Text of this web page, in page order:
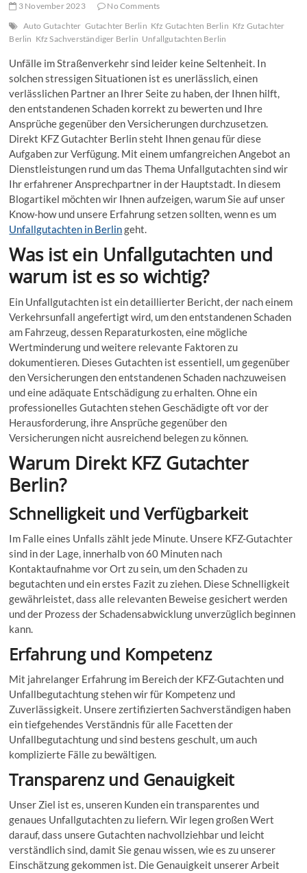
3 November 2023
No Comments
Auto Gutachter Gutachter Berlin Kfz Gutachten Berlin Kfz Gutachter
Berlin Kfz Sachverständiger Berlin Unfallgutachten Berlin
Unfälle im Straßenverkehr sind leider keine Seltenheit. In
solchen stressigen Situationen ist es unerlässlich, einen
verlässlichen Partner an Ihrer Seite zu haben, der Ihnen hilft,
den entstandenen Schaden korrekt zu bewerten und Ihre
Ansprüche gegenüber den Versicherungen durchzusetzen.
Direkt KFZ Gutachter Berlin steht Ihnen genau für diese
Aufgaben zur Verfügung. Mit einem umfangreichen Angebot an
Dienstleistungen rund um das Thema Unfallgutachten sind wir
Ihr erfahrener Ansprechpartner in der Hauptstadt. In diesem
Blogartikel möchten wir Ihnen aufzeigen, warum Sie auf unser
Know-how und unsere Erfahrung setzen sollten, wenn es um
Unfallgutachten in Berlingeht.
Was ist ein Unfallgutachten und
warum ist es so wichtig?
Ein Unfallgutachten ist ein detaillierter Bericht, der nach einem
Verkehrsunfall angefertigt wird, um den entstandenen Schaden
am Fahrzeug, dessen Reparaturkosten, eine mögliche
Wertminderung und weitere relevante Faktoren zu
dokumentieren. Dieses Gutachten ist essentiell, um gegenüber
den Versicherungen den entstandenen Schaden nachzuweisen
und eine adäquate Entschädigung zu erhalten. Ohne ein
professionelles Gutachten stehen Geschädigte oft vor der
Herausforderung, ihre Ansprüche gegenüber den
Versicherungen nicht ausreichend belegen zu können.
Warum Direkt KFZ Gutachter
Berlin?
Schnelligkeit und Verfügbarkeit
Im Falle eines Unfalls zählt jede Minute. Unsere KFZ-Gutachter
sind in der Lage, innerhalb von 60 Minuten nach
Kontaktaufnahme vor Ort zu sein, um den Schaden zu
begutachten und ein erstes Fazit zu ziehen. Diese Schnelligkeit
gewährleistet, dass alle relevanten Beweise gesichert werden
und der Prozess der Schadensabwicklung unverzüglich beginnen
kann.
Erfahrung und Kompetenz
Mit jahrelanger Erfahrung im Bereich der KFZ-Gutachten und
Unfallbegutachtung stehen wir für Kompetenz und
Zuverlässigkeit. Unsere zertifizierten Sachverständigen haben
ein tiefgehendes Verständnis für alle Facetten der
Unfallbegutachtung und sind bestens geschult, um auch
komplizierte Fälle zu bewältigen.
Transparenz und Genauigkeit
Unser Ziel ist es, unseren Kunden ein transparentes und
genaues Unfallgutachten zu liefern. Wir legen großen Wert
darauf, dass unsere Gutachten nachvollziehbar und leicht
verständlich sind, damit Sie genau wissen, wie es zu unserer
Einschätzung gekommen ist. Die Genauigkeit unserer Arbeit